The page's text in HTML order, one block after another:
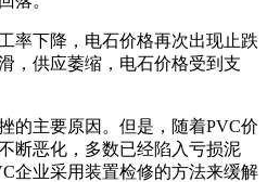
率下降，电石价格再次出现止跌
，供应萎缩，电石价格受到支
的主要原因。但是，随着PVC价
断恶化，多数已经陷入亏损泥
企业采用装置检修的方法来缓解